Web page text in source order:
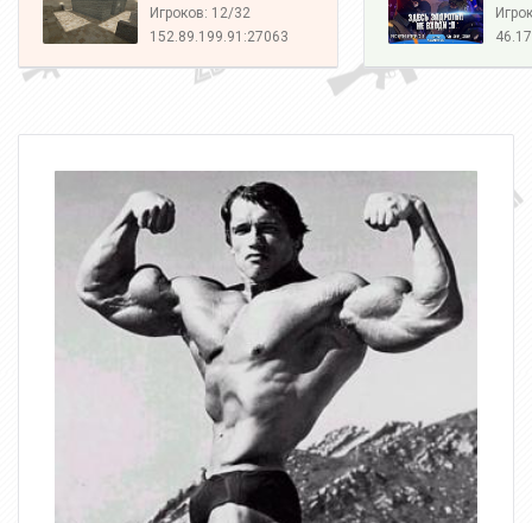
Игроков: 12/32
152.89.199.91:27063